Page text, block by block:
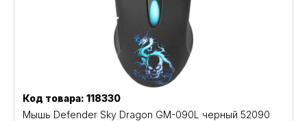
Код товара: 118330
Мышь Defender Sky Dragon GM-090L черный 52090